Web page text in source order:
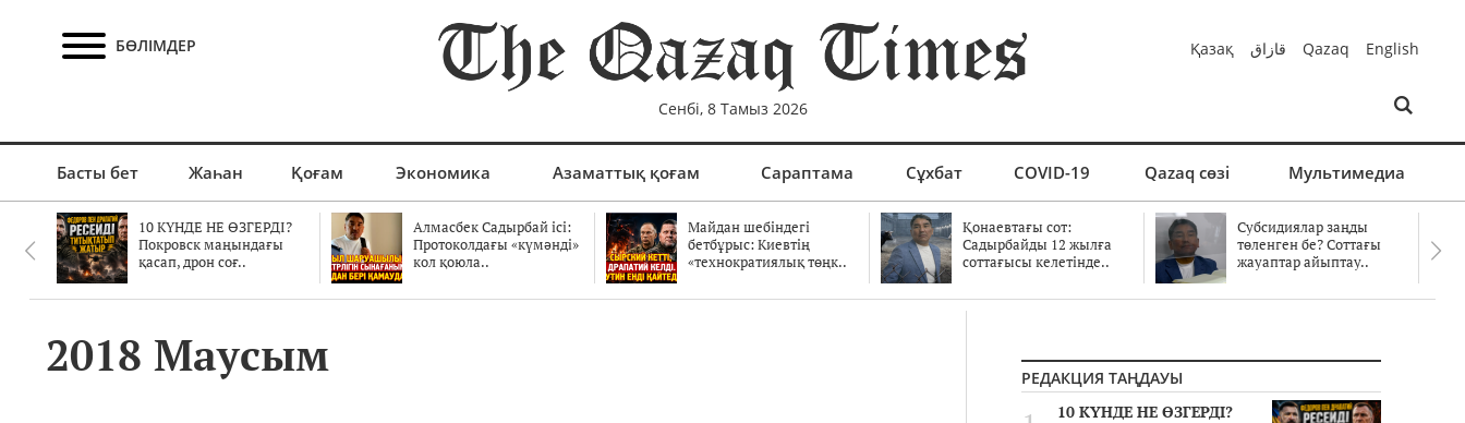
БӨЛІМДЕР
Сенбі, 8 Тамыз 2026
Қазақ قازاق Qazaq English
Басты бет Жаһан Қоғам Экономика Азаматтық қоғам Сараптама Сұхбат COVID-19 Qazaq сөзі Мультимедиа
10 КҮНДЕ НЕ ӨЗГЕРДІ?
Покровск маңындағы
қасап, дрон соғ..
Алмасбек Садырбай ісі:
Протоколдағы «күмәнді»
кол қоюла..
Майдан шебіндегі
бетбұрыс: Киевтің
«технократиялық төңк..
Қонаевтағы сот:
Садырбайды 12 жылға
соттағысы келетінде..
Субсидиялар заңды
төленген бе? Соттағы
жауаптар айыптау..
2018 Маусым РЕДАКЦИЯ ТАҢДАУЫ
10 КҮНДЕ НЕ ӨЗГЕРДІ?